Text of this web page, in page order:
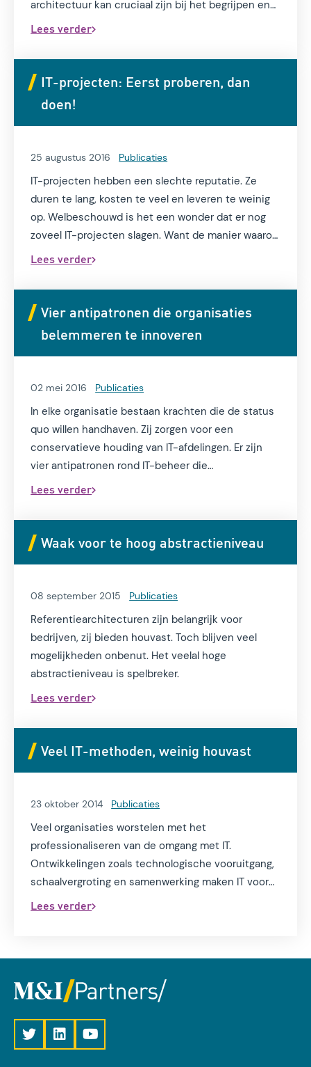
architectuur kan cruciaal zijn bij het begrijpen en
veranderen van de informatievoorziening.
Lees verder
IT-projecten: Eerst proberen, dan
doen!
25 augustus 2016 Publicaties
IT-projecten hebben een slechte reputatie. Ze
duren te lang, kosten te veel en leveren te weinig
op. Welbeschouwd is het een wonder dat er nog
zoveel IT-projecten slagen. Want de manier waarop
grote IT-projecten worden aangestuurd moet
Lees verder
Vier antipatronen die organisaties
belemmeren te innoveren
02 mei 2016 Publicaties
In elke organisatie bestaan krachten die de status
quo willen handhaven. Zij zorgen voor een
conservatieve houding van IT-afdelingen. Er zijn
vier antipatronen rond IT-beheer die
vernieuwingen in de weg staan.
Lees verder
Waak voor te hoog abstractieniveau
08 september 2015 Publicaties
Referentiearchitecturen zijn belangrijk voor
bedrijven, zij bieden houvast. Toch blijven veel
mogelijkheden onbenut. Het veelal hoge
abstractieniveau is spelbreker.
Lees verder
Veel IT-methoden, weinig houvast
23 oktober 2014 Publicaties
Veel organisaties worstelen met het
professionaliseren van de omgang met IT.
Ontwikkelingen zoals technologische vooruitgang,
schaalvergroting en samenwerking maken IT voor
veel organisaties een continue uitdaging. Er wordt
daar onvoldoende aan verbeteren?
Lees verder